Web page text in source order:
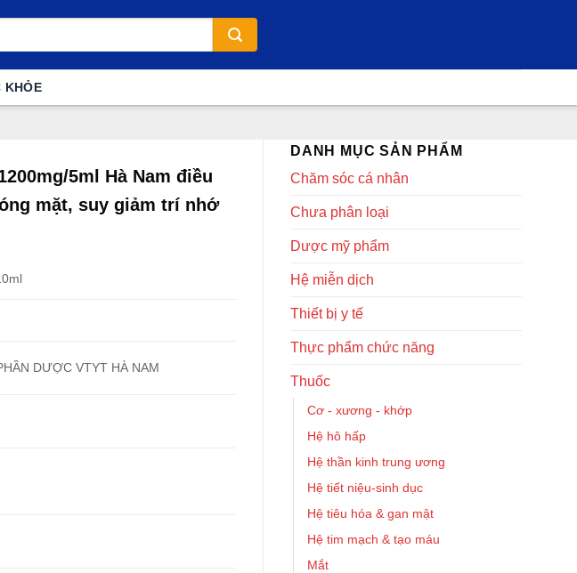
KHỎE
DANH MỤC SẢN PHẨM
Chăm sóc cá nhân
Chưa phân loại
Dược mỹ phẩm
Hệ miễn dịch
Thiết bị y tế
Thực phẩm chức năng
Thuốc
Cơ - xương - khớp
Hệ hô hấp
Hệ thần kinh trung ương
Hệ tiết niệu-sinh dục
Hệ tiêu hóa & gan mật
Hệ tim mạch & tạo máu
Mắt
5ml Hà Nam điều
mặt, suy giảm trí nhớ
DƯỢC VTYT HÀ NAM